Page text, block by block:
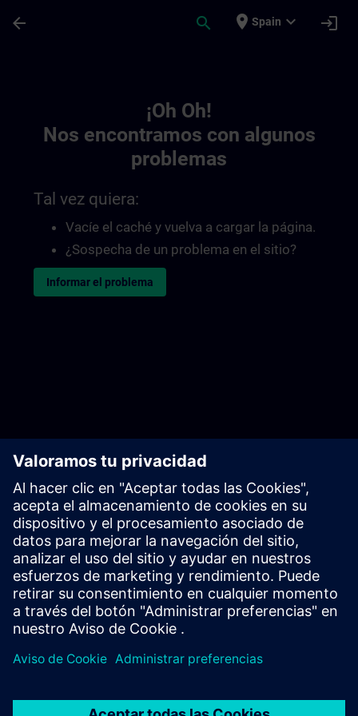
arrow_back search place Spain expand_more login
¡Oh Oh!
Nos encontramos con algunos
problemas
Tal vez quiera:
Vacíe el caché y vuelva a cargar la página.
¿Sospecha de un problema en el sitio?
Informar el problema